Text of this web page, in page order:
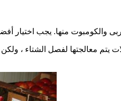
يتم معالجتها لفصل الشتاء ،